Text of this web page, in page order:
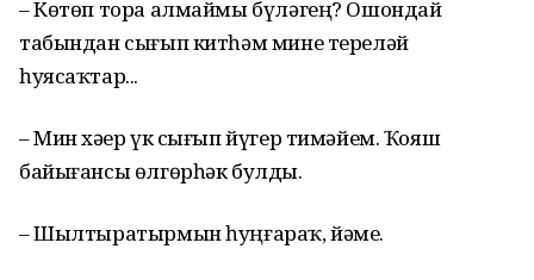
– Көтөп тора алмаймы бүләгең? Ошондай
табындан сығып китһәм мине тереләй
һуясаҡтар...
– Мин хәҙер үк сығып йүгер тимәйем. Ҡояш
байығансы өлгөрһәк булды.
– Шылтыратырмын һуңғараҡ, йәме.